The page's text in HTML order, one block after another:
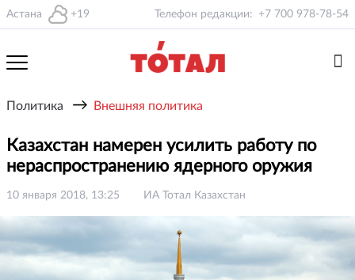
Астана +19 Телефон редакции: +7 700 978-78-54
Политика → Внешняя политика
Казахстан намерен усилить работу по
нераспространению ядерного оружия
10 января 2018, 13:25 ИА Тотал Казахстан